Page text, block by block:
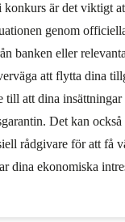
är det viktigt
genom
banken eller
att flytta dina
till att dina insättningar
Det kan
rådgivare för att få
dina ekonomiska